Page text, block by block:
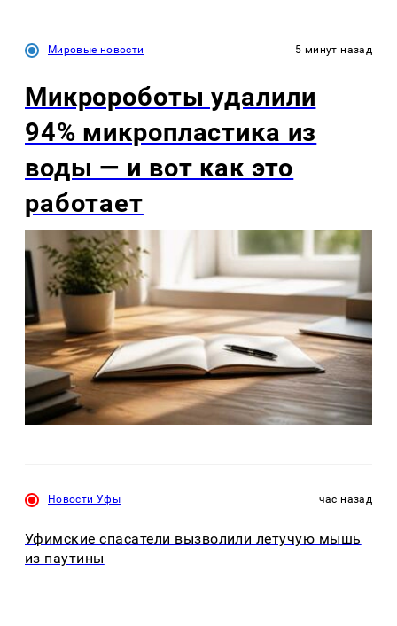
Мировые новости 5 минут назад
Микророботы удалили
94% микропластика из
воды — и вот как это
работает
Новости Уфы час назад
Уфимские спасатели вызволили летучую мышь
из паутины